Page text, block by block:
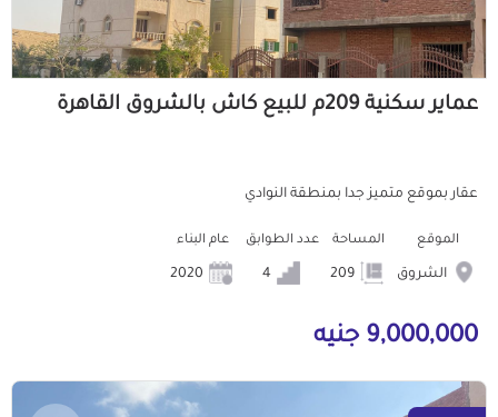
عماير سكنية 209م للبيع كاش بالشروق القاهرة
عقار بموقع متميز جدا بمنطقة النوادي
الموقع
الشروق
المساحة عدد الطوابق عام البناء
9,000,000 جنيه